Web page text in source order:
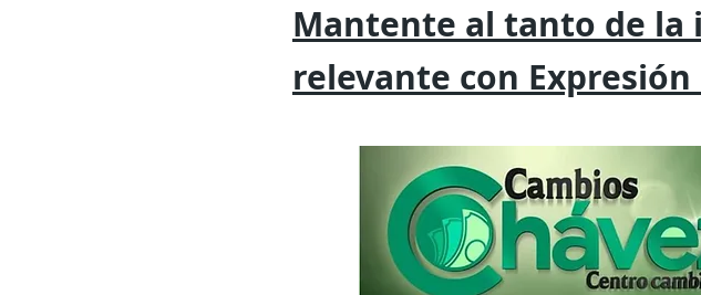
Mantente al tanto de la
relevante con Expresión